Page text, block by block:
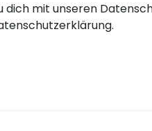
mit unseren